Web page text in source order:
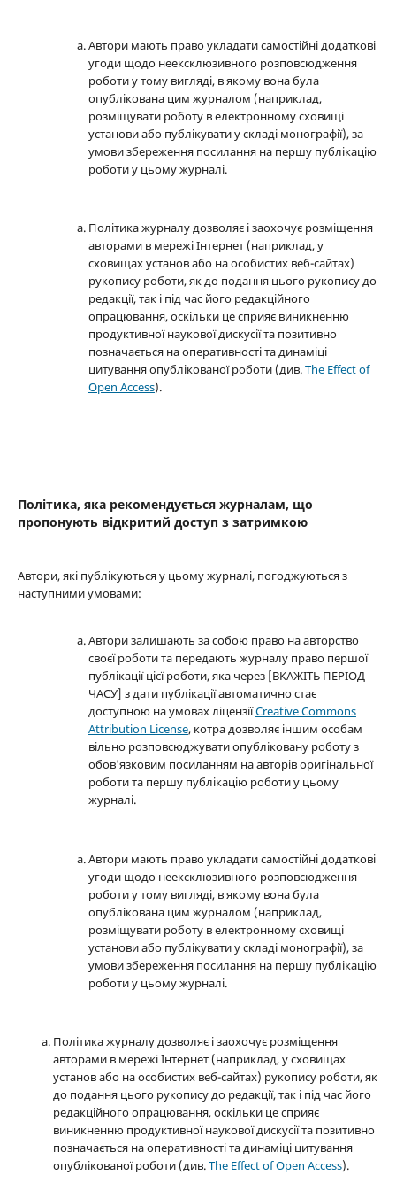
Автори мають право укладати самостійні додаткові
угоди щодо неексклюзивного розповсюдження
роботи у тому вигляді, в якому вона була
опублікована цим журналом (наприклад,
розміщувати роботу в електронному сховищі
установи або публікувати у складі монографії), за
умови збереження посилання на першу публікацію
роботи у цьому журналі.
Політика журналу дозволяє і заохочує розміщення
авторами в мережі Інтернет (наприклад, у
сховищах установ або на особистих веб-сайтах)
рукопису роботи, як до подання цього рукопису до
редакції, так і під час його редакційного
опрацювання, оскільки це сприяє виникненню
продуктивної наукової дискусії та позитивно
позначається на оперативності та динаміці
цитування опублікованої роботи (див.The Effect of
Open Access).
Політика, яка рекомендується журналам, що
пропонують відкритий доступ з затримкою
Автори, які публікуються у цьому журналі, погоджуються з
наступними умовами:
Автори залишають за собою право на авторство
своєї роботи та передають журналу право першої
публікації цієї роботи, яка через [ВКАЖІТЬ ПЕРІОД
ЧАСУ] з дати публікації автоматично стає
доступною на умовах ліцензіїCreative Commons
Attribution License, котра дозволяє іншим особам
вільно розповсюджувати опубліковану роботу з
обов'язковим посиланням на авторів оригінальної
роботи та першу публікацію роботи у цьому
журналі.
Автори мають право укладати самостійні додаткові
угоди щодо неексклюзивного розповсюдження
роботи у тому вигляді, в якому вона була
опублікована цим журналом (наприклад,
розміщувати роботу в електронному сховищі
установи або публікувати у складі монографії), за
умови збереження посилання на першу публікацію
роботи у цьому журналі.
Політика журналу дозволяє і заохочує розміщення
авторами в мережі Інтернет (наприклад, у сховищах
установ або на особистих веб-сайтах) рукопису роботи, як
до подання цього рукопису до редакції, так і під час його
редакційного опрацювання, оскільки це сприяє
виникненню продуктивної наукової дискусії та позитивно
позначається на оперативності та динаміці цитування
опублікованої роботи (див.The Effect of Open Access).